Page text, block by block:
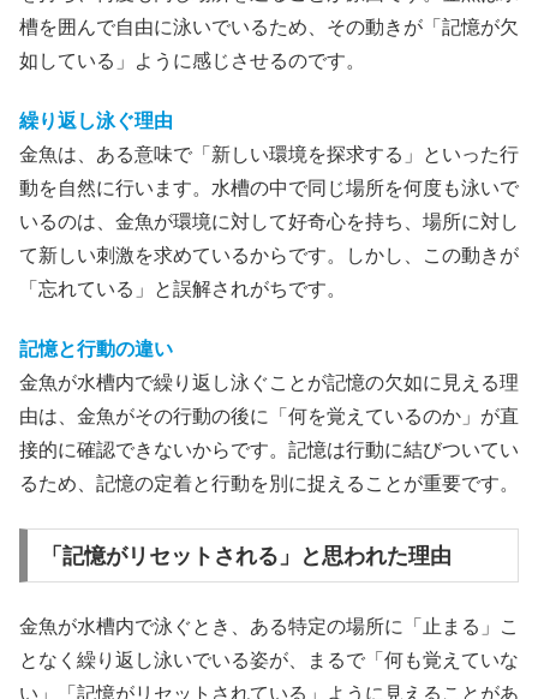
槽を囲んで自由に泳いでいるため、その動きが「記憶が欠
如している」ように感じさせるのです。
繰り返し泳ぐ理由
金魚は、ある意味で「新しい環境を探求する」といった行
動を自然に行います。水槽の中で同じ場所を何度も泳いで
いるのは、金魚が環境に対して好奇心を持ち、場所に対し
て新しい刺激を求めているからです。しかし、この動きが
「忘れている」と誤解されがちです。
記憶と行動の違い
金魚が水槽内で繰り返し泳ぐことが記憶の欠如に見える理
由は、金魚がその行動の後に「何を覚えているのか」が直
接的に確認できないからです。記憶は行動に結びついてい
るため、記憶の定着と行動を別に捉えることが重要です。
「記憶がリセットされる」と思われた理由
金魚が水槽内で泳ぐとき、ある特定の場所に「止まる」こ
となく繰り返し泳いでいる姿が、まるで「何も覚えていな
い」「記憶がリセットされている」ように見えることがあ